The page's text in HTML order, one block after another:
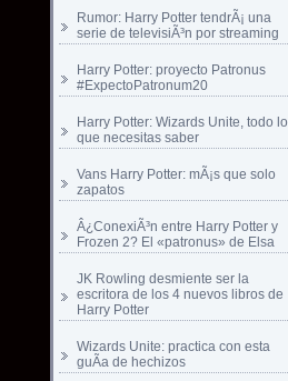
Rumor: Harry Potter tendrÃ¡ una
serie de televisiÃ³n por streaming
Harry Potter: proyecto Patronus
#ExpectoPatronum20
Harry Potter: Wizards Unite, todo lo
que necesitas saber
Vans Harry Potter: mÃ¡s que solo
zapatos
Â¿ConexiÃ³n entre Harry Potter y
Frozen 2? El «patronus» de Elsa
JK Rowling desmiente ser la
escritora de los 4 nuevos libros de
Harry Potter
Wizards Unite: practica con esta
guÃ­a de hechizos